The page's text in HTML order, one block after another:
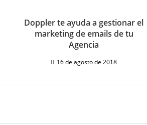
Doppler te ayuda a gestionar el
marketing de emails de tu
Agencia
16 de agosto de 2018